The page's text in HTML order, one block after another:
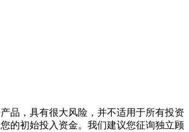
品，具有很大风险，并不适用于所有投资
的初始投入资金。我们建议您征询独立顾